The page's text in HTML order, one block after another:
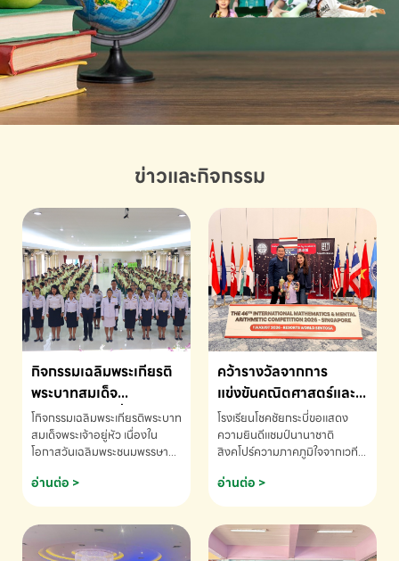
ข่าวและกิจกรรม
กิจกรรมเฉลิมพระเกียรติ
พระบาทสมเด็จ
พระเจ้าอยู่หัว เนื่องใน
โอกาสวันเฉลิม
พระชนมพรรษา
โกิจกรรมเฉลิมพระเกียรติพระบาท
สมเด็จพระเจ้าอยู่หัว เนื่องใน
โอกาสวันเฉลิมพระชนมพรรษา
ข้อมูลเพิ่มเติม โทร. 075-691910
อ่านต่อ >
คว้ารางวัลจากการ
แข่งขันคณิตศาสตร์และ
คณิตคิดเร็วนานาชาติ
ครั้งที่ 46 ประจำปี 2569
ณ ประเทศสิงคโปร์
โรงเรียนโชคชัยกระบี่ขอแสดง
ความยินดีแชมป์นานาชาติ
สิงคโปร์ความภาคภูมิใจจากเวที
ด.ช.พัทธนันท์ พรหมพันธ์ ชั้น
อนุบาล EP K3 โรงเรียนโชคชัย
แข่งขันคณิตศาสตร์และคณิตคิด
เร็วนานาชาติ ครั้งที่ 46 ประจำปี
อ่านต่อ >